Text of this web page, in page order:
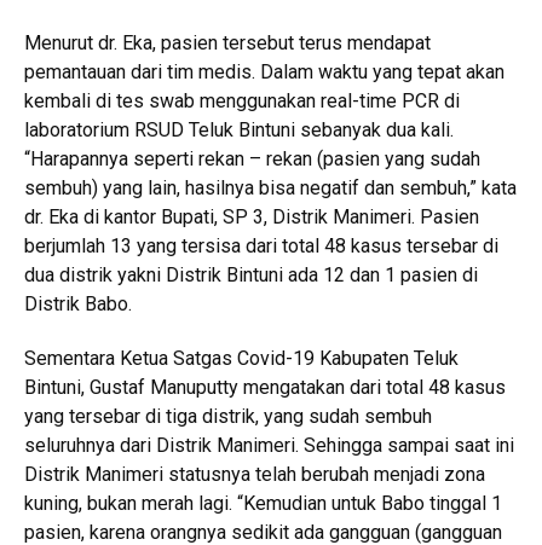
Menurut dr. Eka, pasien tersebut terus mendapat
pemantauan dari tim medis. Dalam waktu yang tepat akan
kembali di tes swab menggunakan real-time PCR di
laboratorium RSUD Teluk Bintuni sebanyak dua kali.
“Harapannya seperti rekan – rekan (pasien yang sudah
sembuh) yang lain, hasilnya bisa negatif dan sembuh,” kata
dr. Eka di kantor Bupati, SP 3, Distrik Manimeri. Pasien
berjumlah 13 yang tersisa dari total 48 kasus tersebar di
dua distrik yakni Distrik Bintuni ada 12 dan 1 pasien di
Distrik Babo.
Sementara Ketua Satgas Covid-19 Kabupaten Teluk
Bintuni, Gustaf Manuputty mengatakan dari total 48 kasus
yang tersebar di tiga distrik, yang sudah sembuh
seluruhnya dari Distrik Manimeri. Sehingga sampai saat ini
Distrik Manimeri statusnya telah berubah menjadi zona
kuning, bukan merah lagi. “Kemudian untuk Babo tinggal 1
pasien, karena orangnya sedikit ada gangguan (gangguan